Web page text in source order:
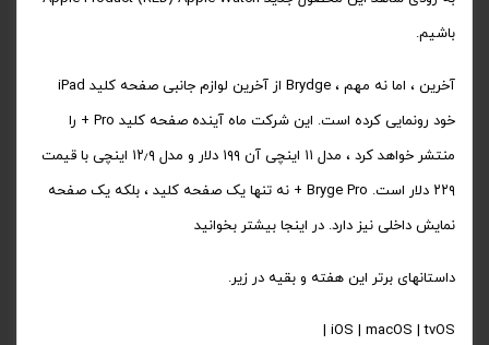
باشیم.
آخرین ، اما نه مهم ، Brydge از آخرین لوازم جانبی صفحه کلید iPad
خود رونمایی کرده است. این شرکت ماه آینده صفحه کلید Pro + را
منتشر خواهد کرد ، مدل ۱۱ اینچی آن ۱۹۹ دلار و مدل ۱۲٫۹ اینچی با قیمت
۲۲۹ دلار است. Bryge Pro + نه تنها یک صفحه کلید ، بلکه یک صفحه
نمایش داخلی نیز دارد. در اینجا بیشتر بخوانید
داستانهای برتر این هفته و بقیه در زیر.
iOS | macOS | tvOS |